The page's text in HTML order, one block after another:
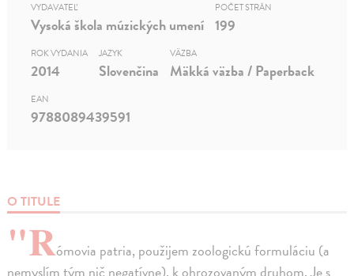
O TITULE
"Rómovia patria, použijem zoologickú formuláciu (a
VYDAVATEĽ
Vysoká škola múzických umení
POČET STRÁN
199
ROK VYDANIA
2014
JAZYK
Slovenčina
VÄZBA
Mäkká väzba / Paperback
EAN
9788089439591